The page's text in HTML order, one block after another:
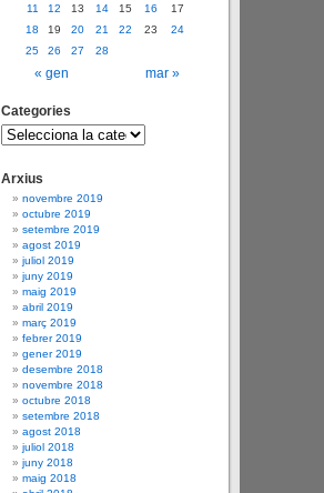
« gen mar »
11
12 13 14 15 16
17
18
19 20 21 22 23
24
25
26 27 28
Categories
Arxius
novembre 2019
octubre 2019
setembre 2019
agost 2019
juliol 2019
juny 2019
maig 2019
abril 2019
març 2019
febrer 2019
gener 2019
desembre 2018
novembre 2018
octubre 2018
setembre 2018
agost 2018
juliol 2018
juny 2018
maig 2018